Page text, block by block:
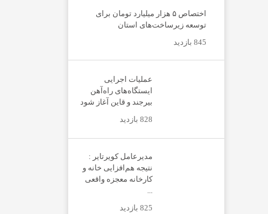
اختصاص ۵ هزار میلیارد تومان برای
توسعه زیرساخت‌های استان
845 بازدید
عملیات اجرایی
ایستگاه‌های راه‌آهن
بیرجند و قاین آغاز شود
828 بازدید
مدیرعامل کویرتایر :
نتیجه هم‌افزایی خانه و
کارخانه معجزه واقعی
...
825 بازدید